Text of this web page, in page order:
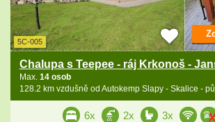
5C-005
Chalupa s Teepee - ráj Krkonoš -
Max. 14 osob
128.2 km vzdušně od Autokemp Slapy - Skalice -
6x 2x 3x